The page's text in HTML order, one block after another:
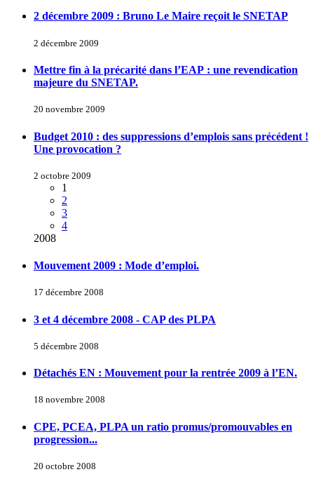
2 décembre 2009 : Bruno Le Maire reçoit le SNETAP
2 décembre 2009
Mettre fin à la précarité dans l’EAP : une revendication
majeure du SNETAP.
20 novembre 2009
Budget 2010 : des suppressions d’emplois sans précédent !
Une provocation ?
2 octobre 2009
1
2
3
4
2008
Mouvement 2009 : Mode d’emploi.
17 décembre 2008
3 et 4 décembre 2008 - CAP des PLPA
5 décembre 2008
Détachés EN : Mouvement pour la rentrée 2009 à l’EN.
18 novembre 2008
CPE, PCEA, PLPA un ratio promus/promouvables en
progression...
20 octobre 2008